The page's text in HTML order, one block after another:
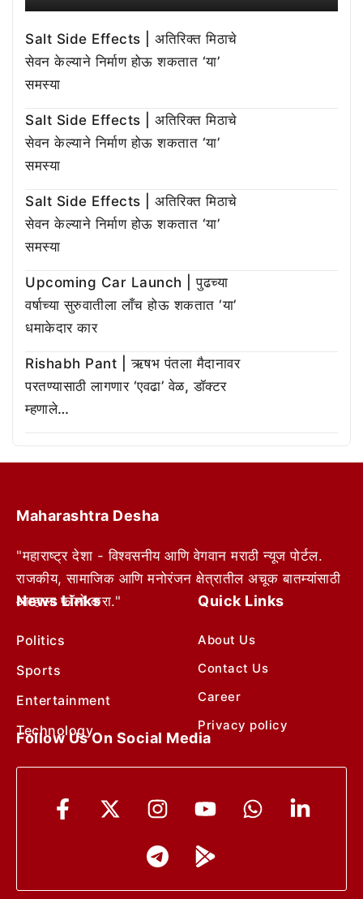
Salt Side Effects | अतिरिक्त मिठाचे
सेवन केल्याने निर्माण होऊ शकतात ‘या’
समस्या
Salt Side Effects | अतिरिक्त मिठाचे
सेवन केल्याने निर्माण होऊ शकतात ‘या’
समस्या
Salt Side Effects | अतिरिक्त मिठाचे
सेवन केल्याने निर्माण होऊ शकतात ‘या’
समस्या
Upcoming Car Launch | पुढच्या
वर्षाच्या सुरुवातीला लाँच होऊ शकतात ‘या’
धमाकेदार कार
Rishabh Pant | ऋषभ पंतला मैदानावर
परतण्यासाठी लागणार ‘एवढा’ वेळ, डॉक्टर
म्हणाले…
Maharashtra Desha
"महाराष्ट्र देशा - विश्वसनीय आणि वेगवान मराठी न्यूज पोर्टल.
राजकीय, सामाजिक आणि मनोरंजन क्षेत्रातील अचूक बातम्यांसाठी
आम्हाला फॉलो करा."
News Links
Politics
Sports
Entertainment
Technology
Quick Links
About Us
Contact Us
Career
Privacy policy
Follow Us On Social Media